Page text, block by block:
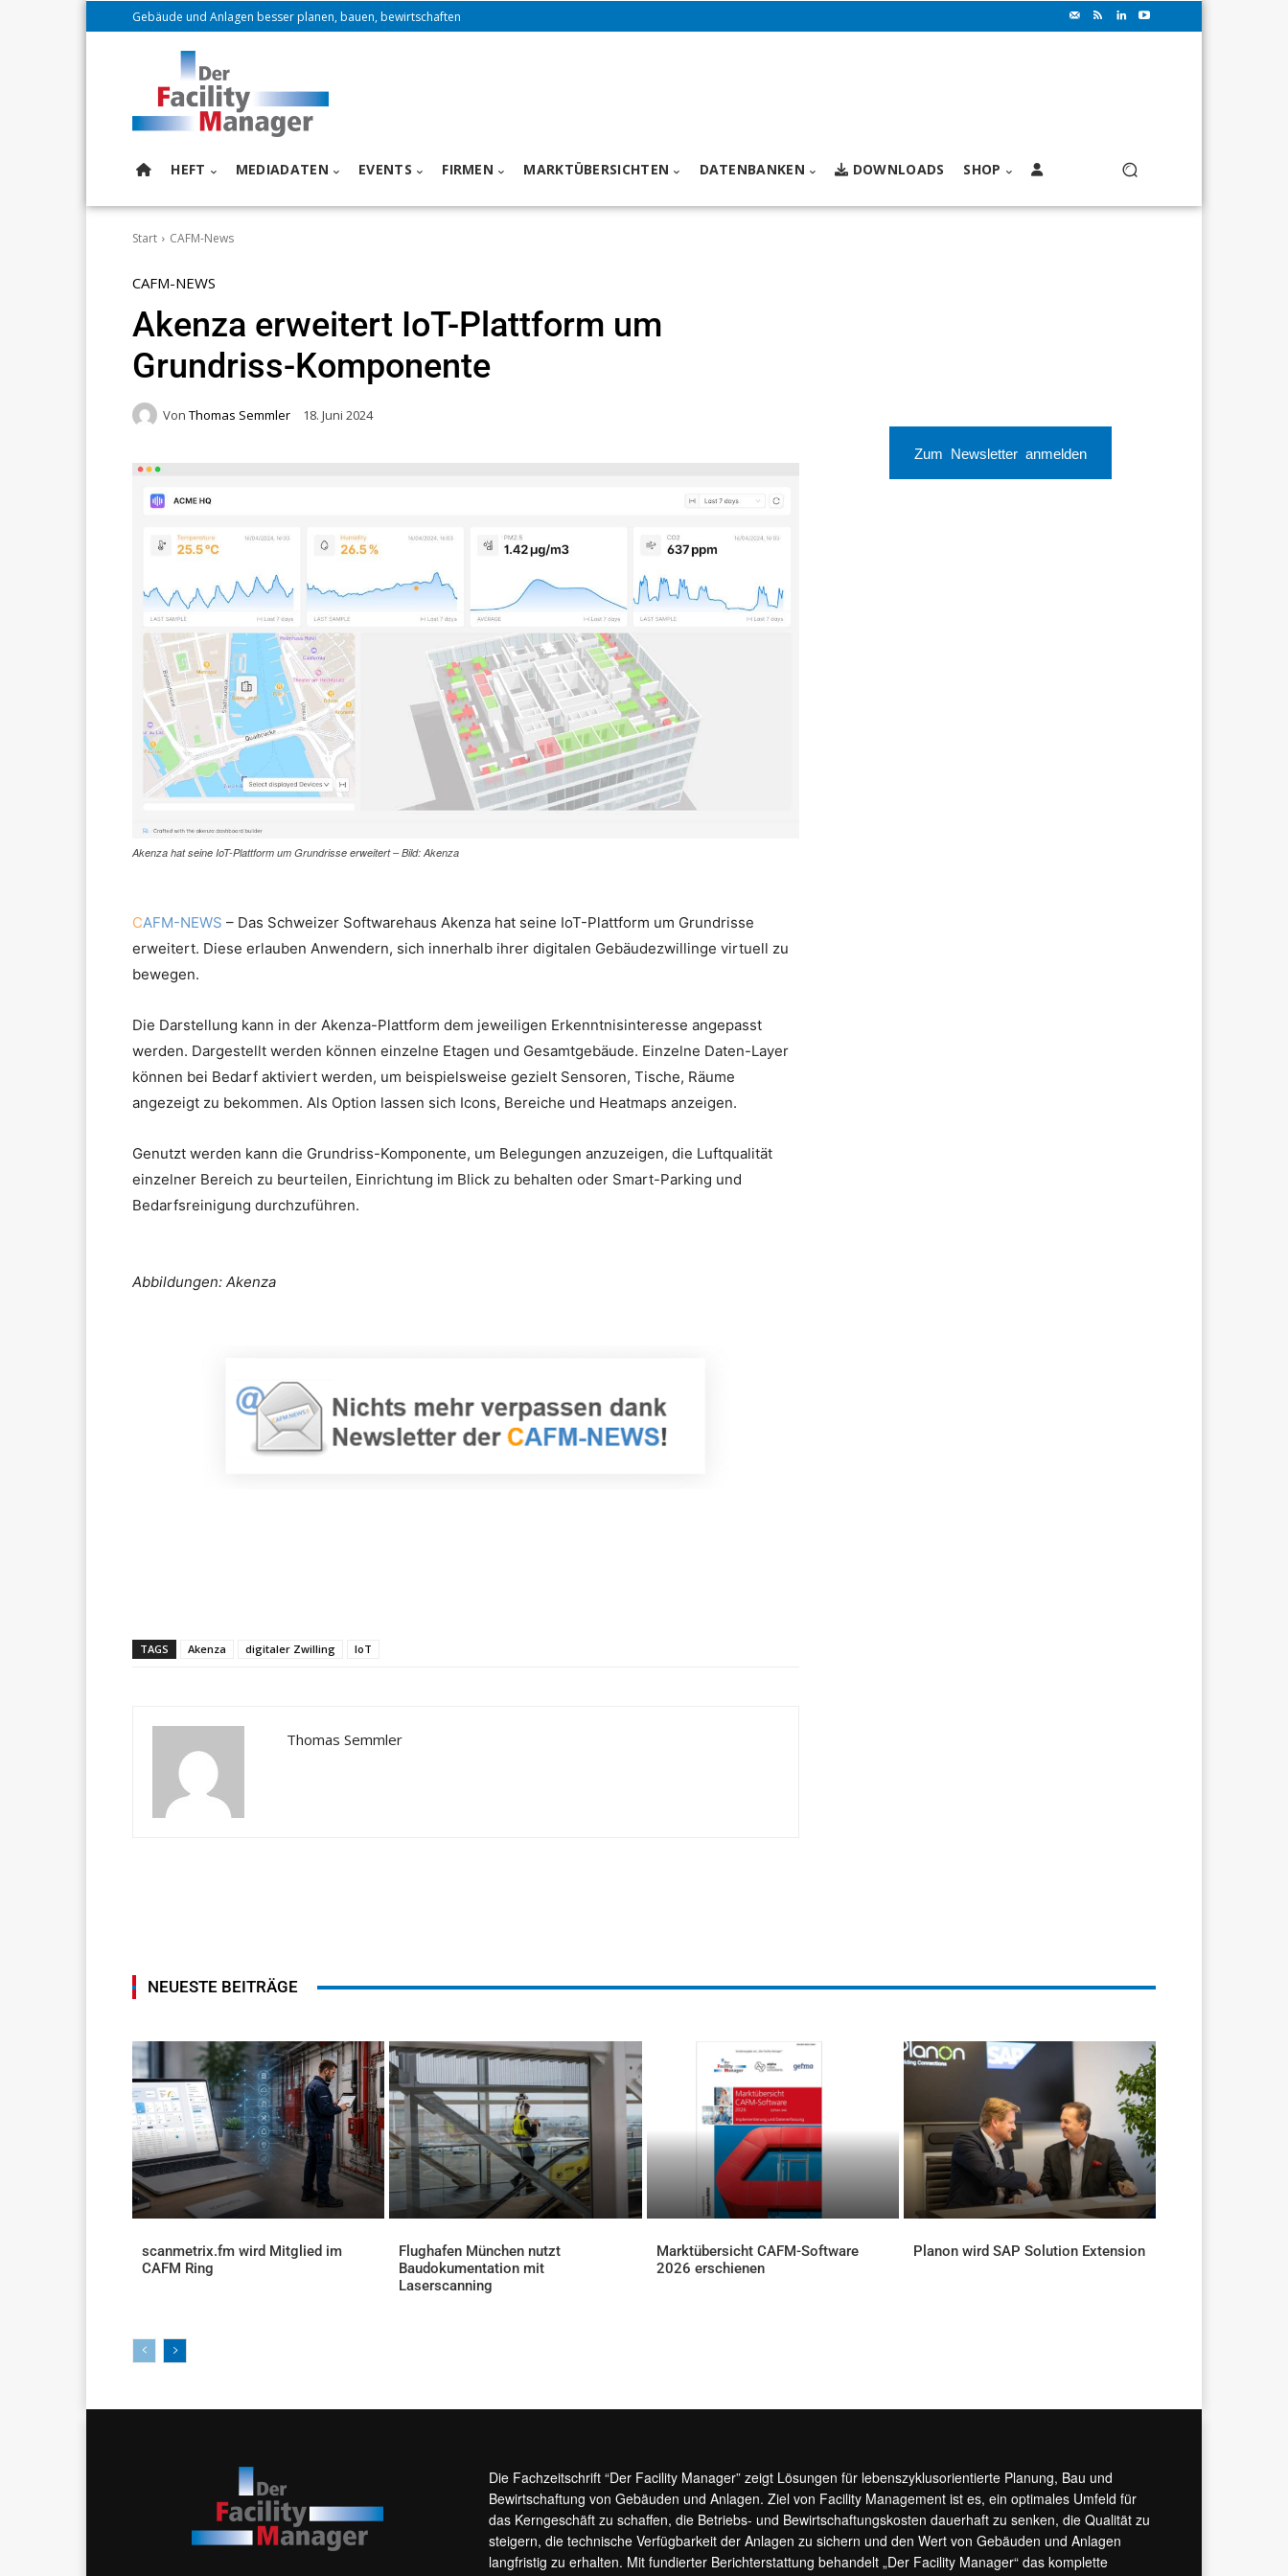
Gebäude und Anlagen besser planen, bauen, bewirtschaften
HEFT MEDIADATEN EVENTS FIRMEN MARKTÜBERSICHTEN DATENBANKEN DOWNLOADS SHOP
Start CAFM-News
CAFM-NEWS
Akenza erweitert IoT-Plattform um
Grundriss-Komponente
Von Thomas Semmler 18. Juni 2024
Akenza hat seine IoT-Plattform um Grundrisse erweitert – Bild: Akenza
CAFM-NEWS – Das Schweizer Softwarehaus Akenza hat seine IoT-Plattform um Grundrisse
erweitert. Diese erlauben Anwendern, sich innerhalb ihrer digitalen Gebäudezwillinge virtuell zu
bewegen.
Die Darstellung kann in der Akenza-Plattform dem jeweiligen Erkenntnisinteresse angepasst
werden. Dargestellt werden können einzelne Etagen und Gesamtgebäude. Einzelne Daten-Layer
können bei Bedarf aktiviert werden, um beispielsweise gezielt Sensoren, Tische, Räume
angezeigt zu bekommen. Als Option lassen sich Icons, Bereiche und Heatmaps anzeigen.
Genutzt werden kann die Grundriss-Komponente, um Belegungen anzuzeigen, die Luftqualität
einzelner Bereich zu beurteilen, Einrichtung im Blick zu behalten oder Smart-Parking und
Bedarfsreinigung durchzuführen.
Abbildungen: Akenza
TAGS Akenza digitaler Zwilling IoT
Thomas Semmler
Zum Newsletter anmelden
NEUESTE BEITRÄGE
scanmetrix.fm wird Mitglied im
CAFM Ring
Flughafen München nutzt
Baudokumentation mit
Laserscanning
Marktübersicht CAFM-Software
2026 erschienen
Planon wird SAP Solution Extension
Die Fachzeitschrift “Der Facility Manager” zeigt Lösungen für lebenszyklusorientierte Planung, Bau und
Bewirtschaftung von Gebäuden und Anlagen. Ziel von Facility Management ist es, ein optimales Umfeld für
das Kerngeschäft zu schaffen, die Betriebs- und Bewirtschaftungskosten dauerhaft zu senken, die Qualität zu
steigern, die technische Verfügbarkeit der Anlagen zu sichern und den Wert von Gebäuden und Anlagen
langfristig zu erhalten. Mit fundierter Berichterstattung behandelt „Der Facility Manager“ das komplette